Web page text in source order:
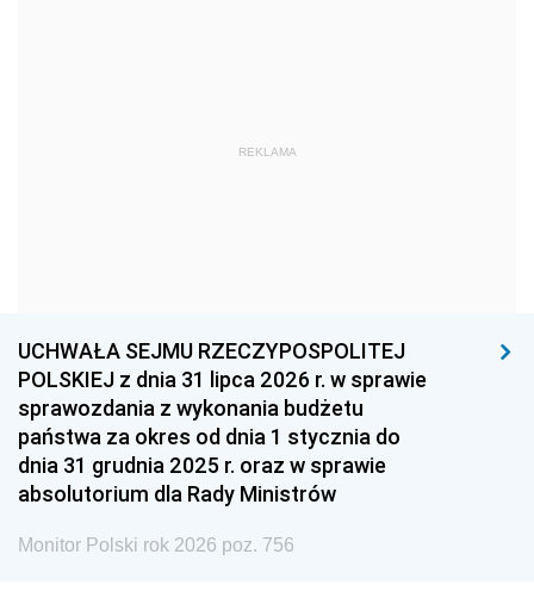
1959
1939 1938 1937
1936 1930
REKLAMA
UCHWAŁA SEJMU RZECZYPOSPOLITEJ
POLSKIEJ z dnia 31 lipca 2026 r. w sprawie
sprawozdania z wykonania budżetu
państwa za okres od dnia 1 stycznia do
dnia 31 grudnia 2025 r. oraz w sprawie
absolutorium dla Rady Ministrów
Monitor Polski rok 2026 poz. 756